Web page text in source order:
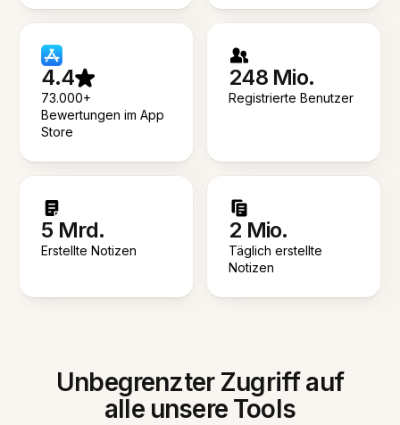
4.4
73.000+
Bewertungen im App
Store
248 Mio.
Registrierte Benutzer
5 Mrd.
Erstellte Notizen
2 Mio.
Täglich erstellte
Notizen
Unbegrenzter Zugriff auf
alle unsere Tools